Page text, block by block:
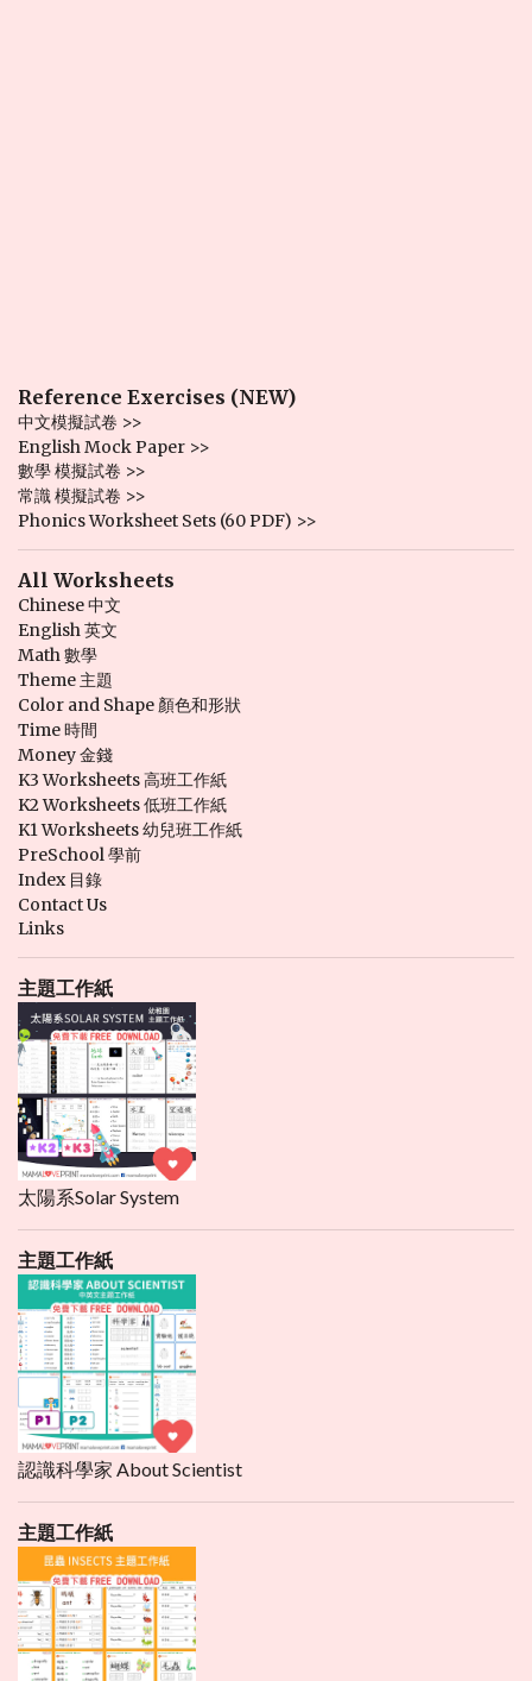
Reference Exercises (NEW)
中文模擬試卷 >>
English Mock Paper >>
數學 模擬試卷 >>
常識 模擬試卷 >>
Phonics Worksheet Sets (60 PDF) >>
All Worksheets
Chinese 中文
English 英文
Math 數學
Theme 主題
Color and Shape 顏色和形狀
Time 時間
Money 金錢
K3 Worksheets 高班工作紙
K2 Worksheets 低班工作紙
K1 Worksheets 幼兒班工作紙
PreSchool 學前
Index 目錄
Contact Us
Links
主題工作紙
太陽系Solar System
主題工作紙
認識科學家 About Scientist
主題工作紙